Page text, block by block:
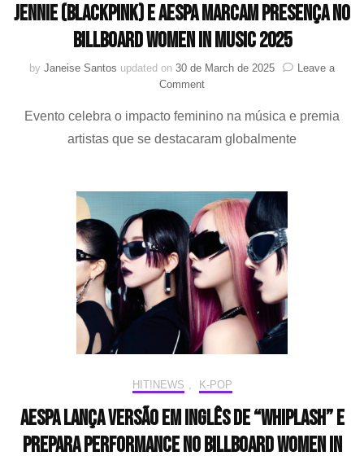
JENNIE (BLACKPINK) e aespa marcam presença no
Billboard Women in Music 2025
by Janeise Santos updated on 30 de March de 2025
Leave a
Commenton
(BLACKPINK)
aespa
Billboard
Women
Music
2025
Evento celebra o impacto feminino na música e premia
artistas que se destacaram globalmente
HIT!NEWS K-POP
aespa lança versão em inglês de “Whiplash” e
prepara performance no Billboard Women in